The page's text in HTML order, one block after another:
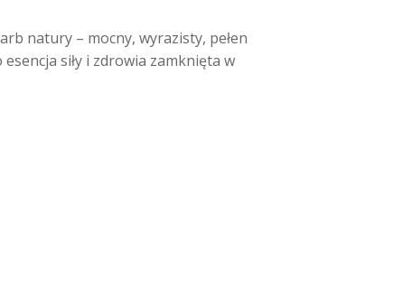
natury – mocny, wyrazisty, pełen
siły i zdrowia zamknięta w